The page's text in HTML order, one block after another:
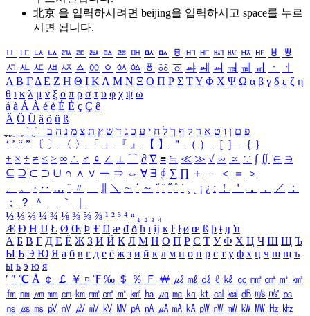
北京 을 입력하시려면 beijing을 입력하시고 space를 누르
시면 됩니다.
ㅥ ㅦ ㅧ ㅨ ㅩ ㅪ ㅫ ㅬ ㅭ ㅮ ㅯ ㅰ ㅱ ㅲ ㅳ ㅴ ㅵ ㅶ ㅷ ㅸ
ㅹ
ㅺ ㅻ ㅼ ㅽ ㅾ ㅿ ㆀ ㆁ ㆂ ㆃ ㆄ ㆅ ㆆ ㆇ ㆈ ㆉ ㆊ ㆋ ㆌ ㆍ
ㆎ
Α Β ΓΔ Ε Ζ Η Θ Ι ΚΛ Μ Ν Ξ Ο Π Ρ Σ ΤΥ Φ Χ Ψ Ω α β γ δ ε ζ η
θ ι κ λ μ ν ξ ο π ρ σ τ υ φ χ ψ ω
á à Á À é è É È ç Ç ê
Ä Ö Ü ä ö ü ß
ִֶֹ ֻּ ׁׂ פ ם ן ו ט א ר ק ף ך ל ח י ע כ ג ד ש ץ ת צ מ נ ה ב
‘ ’ “ ” 〔 〕 〈 〉 「 」 『 』 【 】 ＂ （ ） ［ ］ ｛ ｝
± × ÷ ≠ ≤ ≥ ∞ ∴ ♂ ♀ ∠ ⊥ ⌒ ∂ ∇ ≡ ≒ ≪ ≫ √ ∽ ∝ ∵ ∫ ∬ ∈ ∋
⊆ ⊇ ⊂ ⊃ ∪ ∩ ∧ ∨ ￢ ⇒ ⇔ ∀ ∃ ∮ ∑ ∏ ＋ － ＜ ＝
＞
、
。 · ‥ … ¨ 〃 ― ＼ ∼ ´ ～ ˇ ˘ ˝ ˚ ˙ ¸ ¡ ¿ ː ！ ＇ ， ． ／
：
；
？ ＾ ｀
½ ⅓ ⅔ ¼ ¾ ⅛ ⅜ ⅝ ⅞ ¹ ² ³ ⁴ ⁿ ₁ ₂ ₃ ₄
Æ Ð Ħ Ĳ Ł Ø Œ Þ Ŧ Ŋ æ đ ð ħ ı ĳ ĸ ŀ ł ø œ ß þ ŧ ŋ ŉ
А Б В Г Д Е Ё Ж З И Й К Л М Н О П Р С Т У Ф Х Ц Ч Ш Щ Ъ
Ы Ь Э Ю Я а б в г д е ё ж з и й к л м н о п р с т у ф х ц ч ш щ ъ
ы ь э ю я
′ ″ ℃ Å ￠ ￡ ￥ ¤ ℉ ‰ ＄ ％ Ｆ ￦ ㎕ ㎖ ㎗ ℓ ㎘ ㏄ ㎣ ㎤ ㎥ ㎦
㎙ ㎚ ㎛ ㎜ ㎝ ㎞ ㎟ ㎠ ㎡ ㎢ ㏊ ㎍ ㎎ ㎏ ㏏ ㎈ ㎉ ㏈ ㎧ ㎨ ㎰
㎱ ㎲ ㎳ ㎴ ㎵ ㎶ ㎷ ㎸ ㎹ ㎀ ㎁ ㎂ ㎃ ㎄ ㎺ ㎻ ㎽ ㎾ ㎿ ㎐ ㎑